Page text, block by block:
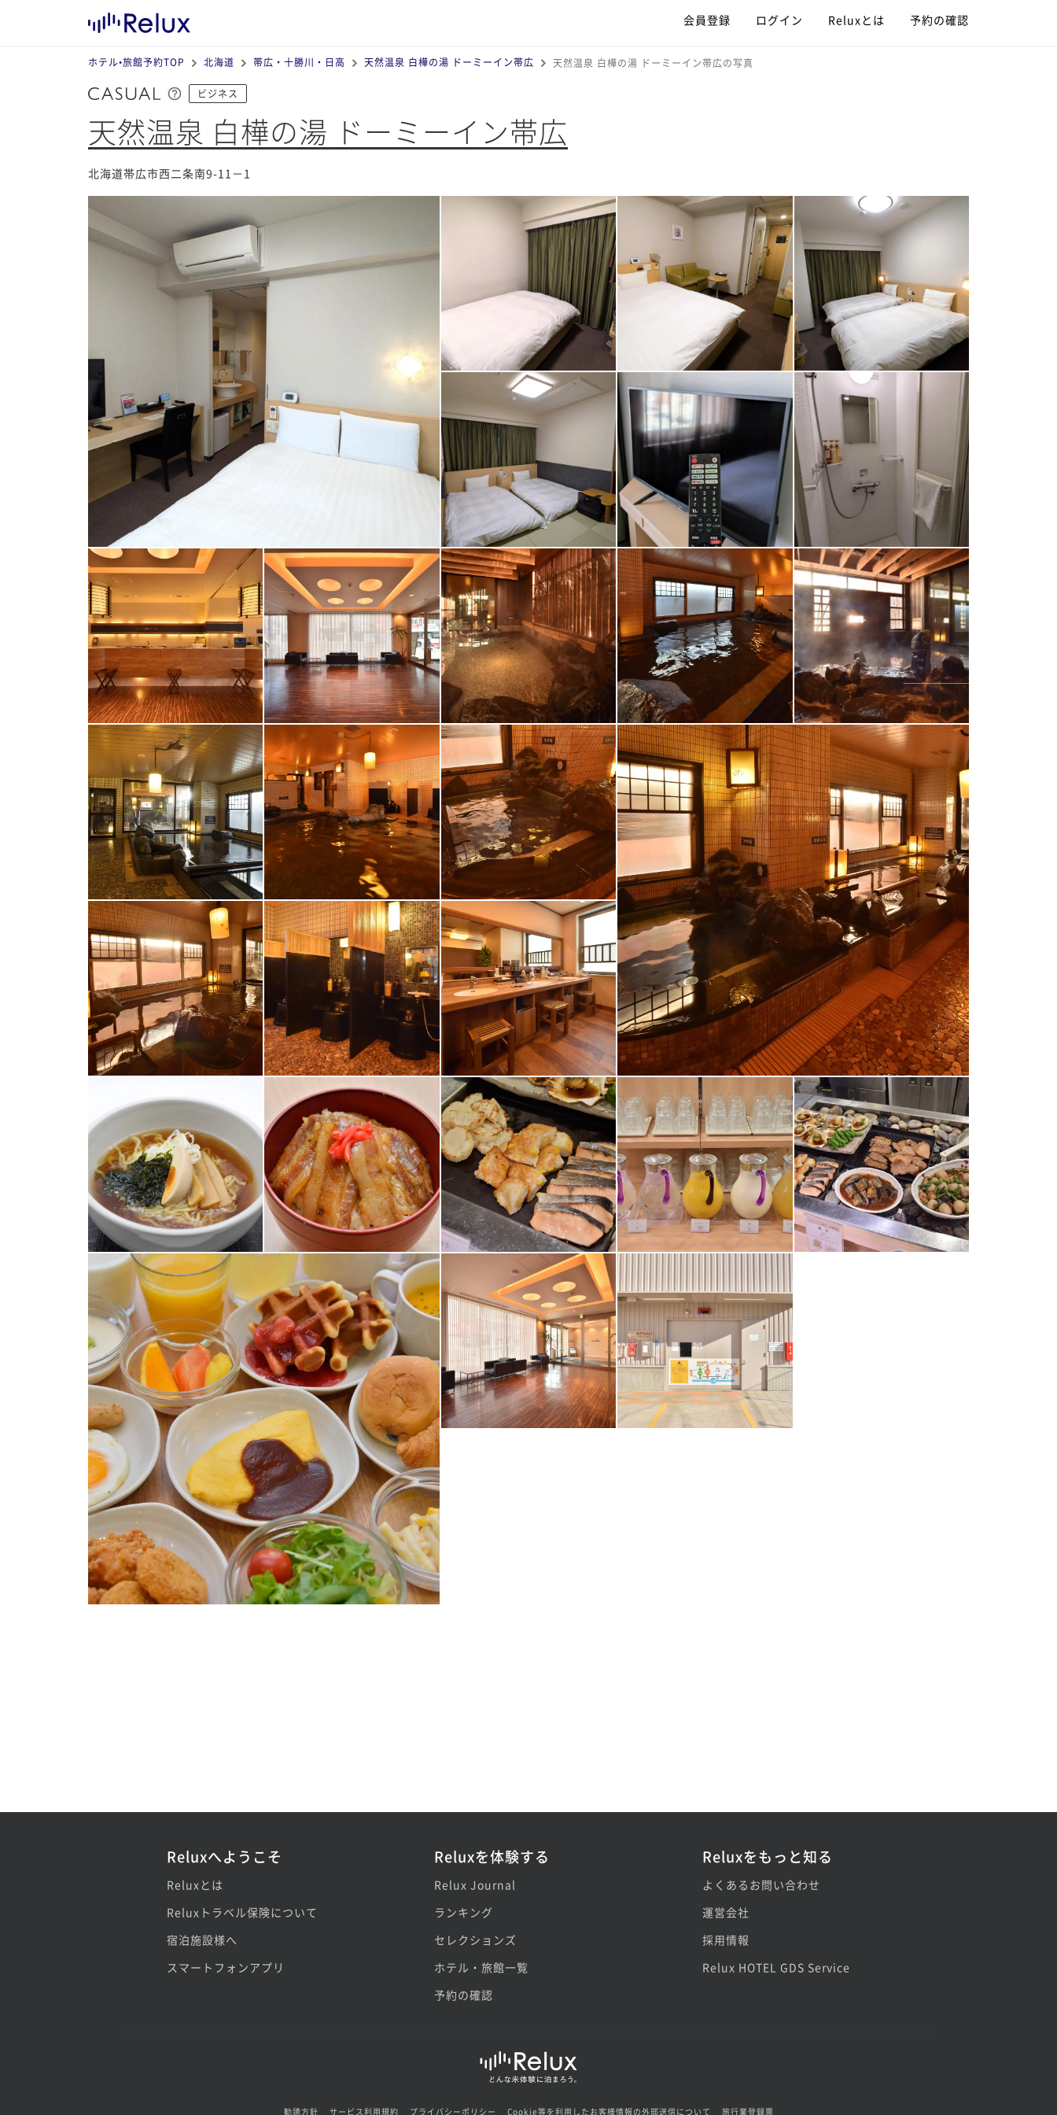
会員登録 ログイン Reluxとは 予約の確認
ホテル•旅館予約TOP 北海道 帯広・十勝川・日高 天然温泉 白樺の湯 ドーミーイン帯広 天然温泉 白樺の湯 ドーミーイン帯広の写真
ビジネス
天然温泉 白樺の湯 ドーミーイン帯広
北海道帯広市西二条南9-11－1
Reluxへようこそ
Reluxとは
Reluxトラベル保険について
宿泊施設様へ
スマートフォンアプリ
Reluxを体験する
Relux Journal
ランキング
セレクションズ
ホテル・旅館一覧
予約の確認
Reluxをもっと知る
よくあるお問い合わせ
運営会社
採用情報
Relux HOTEL GDS Service
勧誘方針 サービス利用規約 プライバシーポリシー Cookie等を利用したお客様情報の外部送信について 旅行業登録票